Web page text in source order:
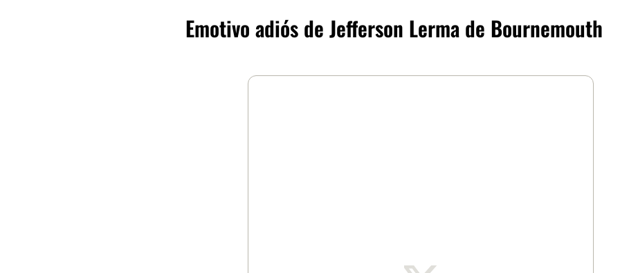
Emotivo adiós de Jefferson Lerma de Bournemouth